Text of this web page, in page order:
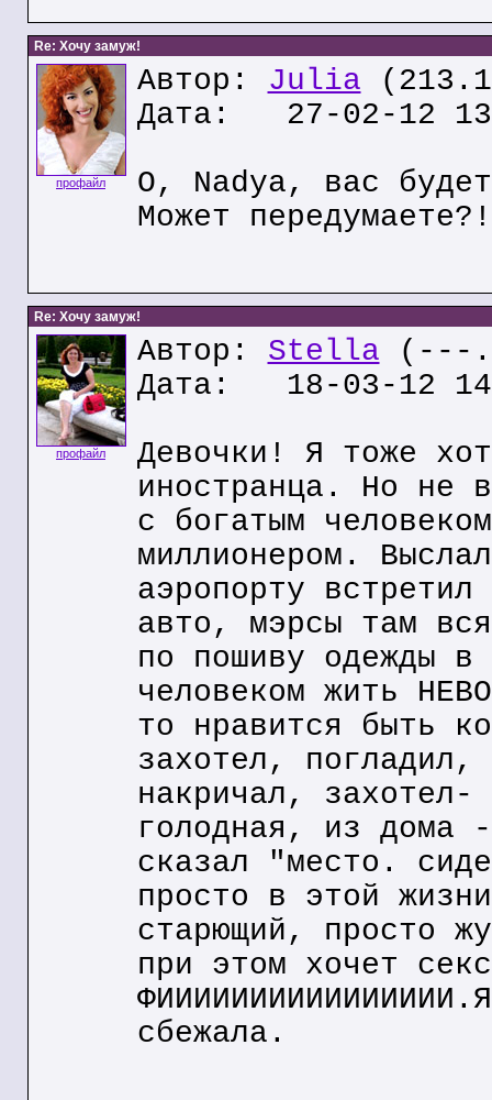
Re: Хочу замуж!
профайл
Автор: Julia
Дата: 27-02-12
О, Nadya, вас
Может передумаете?!
Re: Хочу замуж!
профайл
Автор: Stella (---
Дата: 18-03-12
Девочки! Я тоже
иностранца. Но не
с богатым
миллионером.
аэропорту
авто, мэрсы там
по пошиву одежды
человеком жить
то нравится быть
захотел,
накричал,
голодная, из дома
сказал "место.
просто в этой
старющий, просто
при этом хочет
сбежала.